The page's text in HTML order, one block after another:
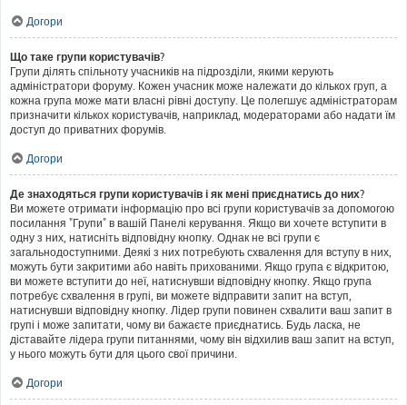
Догори
Що таке групи користувачів?
Групи ділять спільноту учасників на підрозділи, якими керують
адміністратори форуму. Кожен учасник може належати до кількох груп, а
кожна група може мати власні рівні доступу. Це полегшує адміністраторам
призначити кількох користувачів, наприклад, модераторами або надати їм
доступ до приватних форумів.
Догори
Де знаходяться групи користувачів і як мені приєднатись до них?
Ви можете отримати інформацію про всі групи користувачів за допомогою
посилання "Групи" в вашій Панелі керування. Якщо ви хочете вступити в
одну з них, натисніть відповідну кнопку. Однак не всі групи є
загальнодоступними. Деякі з них потребують схвалення для вступу в них,
можуть бути закритими або навіть прихованими. Якщо група є відкритою,
ви можете вступити до неї, натиснувши відповідну кнопку. Якщо група
потребує схвалення в групі, ви можете відправити запит на вступ,
натиснувши відповідну кнопку. Лідер групи повинен схвалити ваш запит в
групі і може запитати, чому ви бажаєте приєднатись. Будь ласка, не
діставайте лідера групи питаннями, чому він відхилив ваш запит на вступ,
у нього можуть бути для цього свої причини.
Догори